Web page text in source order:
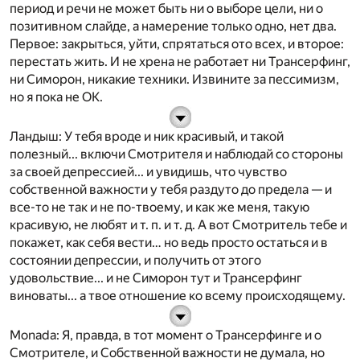
период и речи не может быть ни о выборе цели, ни о
позитивном слайде, а намерение только одно, нет два.
Первое: закрыться, уйти, спрятаться ото всех, и второе:
перестать жить. И не хрена не работает ни Трансерфинг,
ни Симорон, никакие техники. Извините за пессимизм,
но я пока не ОК.
Ландыш: У тебя вроде и ник красивый, и такой
полезный... включи Смотрителя и наблюдай со стороны
за своей депрессией... и увидишь, что чувство
собственной важности у тебя раздуто до предела — и
все-то не так и не по-твоему, и как же меня, такую
красивую, не любят и т. п. и т. д. А вот Смотритель тебе и
покажет, как себя вести… но ведь просто остаться и в
состоянии депрессии, и получить от этого
удовольствие... и не Симорон тут и Трансерфинг
виноваты... а твое отношение ко всему происходящему.
Monada: Я, правда, в тот момент о Трансерфинге и о
Смотрителе, и Собственной важности не думала, но